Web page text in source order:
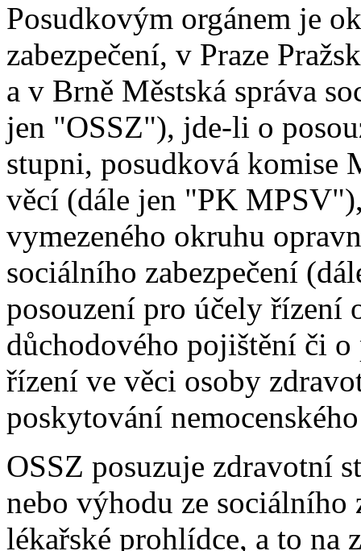
Posudkovým orgánem je
zabezpečení, v Praze
a v Brně Městská správa
jen "OSSZ"), jde-li o
stupni, posudková komise
věcí (dále jen "PK
vymezeného okruhu
sociálního zabezpečení
posouzení pro účely řízení
důchodového pojištění či
řízení ve věci osoby
poskytování
OSSZ posuzuje zdravotní
nebo výhodu ze
lékařské prohlídce, a to na